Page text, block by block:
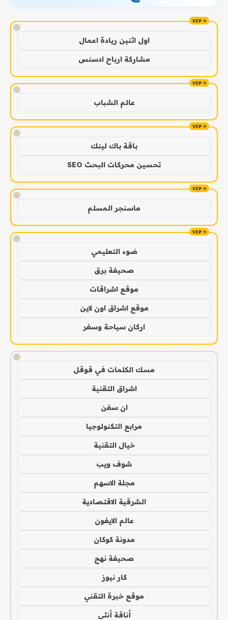
!
اول اثنين ريادة اعمال
مشاركة ارباح ادسنس
!
عالم الشباب
!
باقة باك لينك
تحسين محركات البحث SEO
!
ماسنجر المسلم
!
ضوء التعليمي
صحيفة برق
موقع اشراقات
موقع اشراق اون لاين
اركان سياحة وسفر
!
مسك الكلمات في قوقل
اشراق التقنية
ان سفن
مرابع التكنولوجيا
خيال التقنية
شوف ويب
مجلة الاسهم
الشرقية الاقتصادية
عالم الايفون
مدونة كوكان
صحيفة نهج
كار نيوز
موقع خبرة التقني
أناقة أنثى